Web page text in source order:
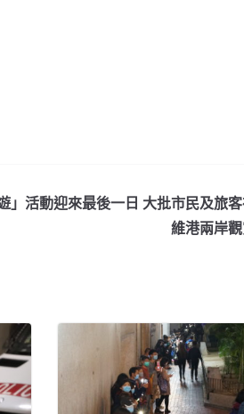
」活動迎來最後一日 大批市民及旅
維港兩岸